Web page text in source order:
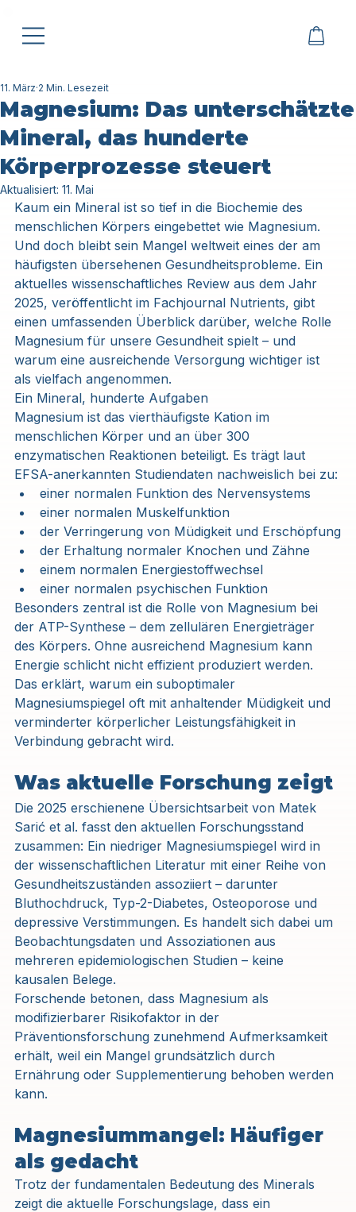
Magnesium: Das unterschätzte
Mineral, das hunderte
Körperprozesse steuert
11. März 2 Min. Lesezeit
Aktualisiert: 11. Mai
Kaum ein Mineral ist so tief in die Biochemie des
menschlichen Körpers eingebettet wie Magnesium.
Und doch bleibt sein Mangel weltweit eines der am
häufigsten übersehenen Gesundheitsprobleme. Ein
aktuelles wissenschaftliches Review aus dem Jahr
2025, veröffentlicht im Fachjournal Nutrients, gibt
einen umfassenden Überblick darüber, welche Rolle
Magnesium für unsere Gesundheit spielt – und
warum eine ausreichende Versorgung wichtiger ist
als vielfach angenommen.
Ein Mineral, hunderte Aufgaben
Magnesium ist das vierthäufigste Kation im
menschlichen Körper und an über 300
enzymatischen Reaktionen beteiligt. Es trägt laut
EFSA-anerkannten Studiendaten nachweislich bei zu:
einer normalen Funktion des Nervensystems
einer normalen Muskelfunktion
der Verringerung von Müdigkeit und Erschöpfung
der Erhaltung normaler Knochen und Zähne
einem normalen Energiestoffwechsel
einer normalen psychischen Funktion
Besonders zentral ist die Rolle von Magnesium bei
der ATP-Synthese – dem zellulären Energieträger
des Körpers. Ohne ausreichend Magnesium kann
Energie schlicht nicht effizient produziert werden.
Das erklärt, warum ein suboptimaler
Magnesiumspiegel oft mit anhaltender Müdigkeit und
verminderter körperlicher Leistungsfähigkeit in
Verbindung gebracht wird.
Was aktuelle Forschung zeigt
Die 2025 erschienene Übersichtsarbeit von Matek
Sarić et al. fasst den aktuellen Forschungsstand
zusammen: Ein niedriger Magnesiumspiegel wird in
der wissenschaftlichen Literatur mit einer Reihe von
Gesundheitszuständen assoziiert – darunter
Bluthochdruck, Typ-2-Diabetes, Osteoporose und
depressive Verstimmungen. Es handelt sich dabei um
Beobachtungsdaten und Assoziationen aus
mehreren epidemiologischen Studien – keine
kausalen Belege.
Forschende betonen, dass Magnesium als
modifizierbarer Risikofaktor in der
Präventionsforschung zunehmend Aufmerksamkeit
erhält, weil ein Mangel grundsätzlich durch
Ernährung oder Supplementierung behoben werden
kann.
Magnesiummangel: Häufiger
als gedacht
Trotz der fundamentalen Bedeutung des Minerals
zeigt die aktuelle Forschungslage, dass ein